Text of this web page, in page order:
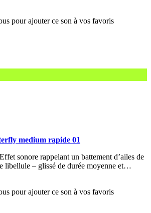
medium rapide 01
sonore rappelant un battement d’ailes de
libellule – glissé de durée moyenne et…